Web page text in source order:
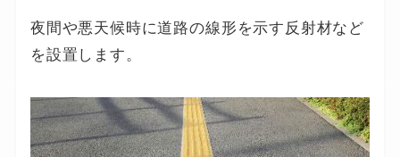
夜間や悪天候時に道路の線形を示す反射材など
を設置します。